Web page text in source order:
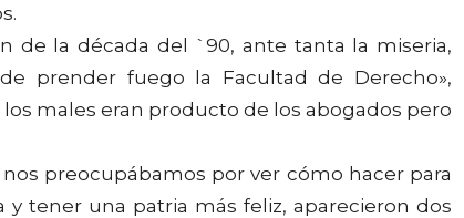
de la década del `90, ante tanta la miseria,
prender fuego la Facultad de Derecho»,
males eran producto de los abogados pero
preocupábamos por ver cómo hacer para
tener una patria más feliz, aparecieron dos